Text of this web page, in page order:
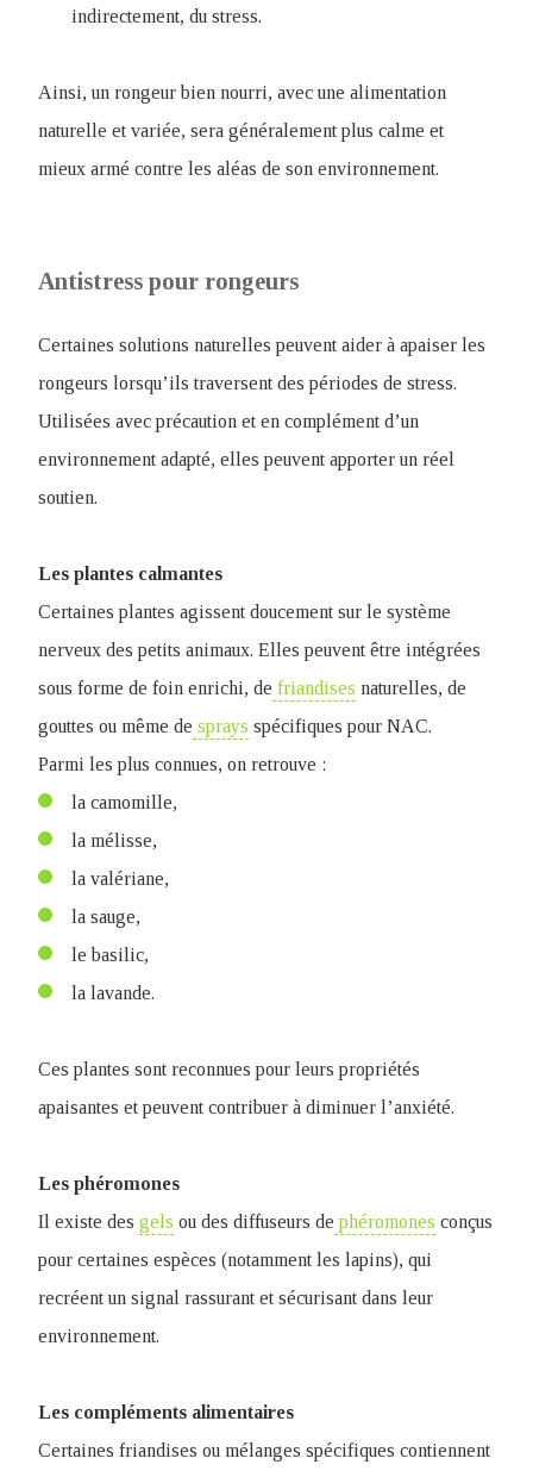
indirectement, du stress.
Ainsi, un rongeur bien nourri, avec une alimentation
naturelle et variée, sera généralement plus calme et
mieux armé contre les aléas de son environnement.
Antistress pour rongeurs
Certaines solutions naturelles peuvent aider à apaiser les
rongeurs lorsqu’ils traversent des périodes de stress.
Utilisées avec précaution et en complément d’un
environnement adapté, elles peuvent apporter un réel
soutien.
Les plantes calmantes
Certaines plantes agissent doucement sur le système
nerveux des petits animaux. Elles peuvent être intégrées
sous forme de foin enrichi, de friandises naturelles, de
gouttes ou même de sprays spécifiques pour NAC.
Parmi les plus connues, on retrouve :
la camomille,
la mélisse,
la valériane,
la sauge,
le basilic,
la lavande.
Ces plantes sont reconnues pour leurs propriétés
apaisantes et peuvent contribuer à diminuer l’anxiété.
Les phéromones
Il existe des gels ou des diffuseurs de phéromones conçus
pour certaines espèces (notamment les lapins), qui
recréent un signal rassurant et sécurisant dans leur
environnement.
Les compléments alimentaires
Certaines friandises ou mélanges spécifiques contiennent